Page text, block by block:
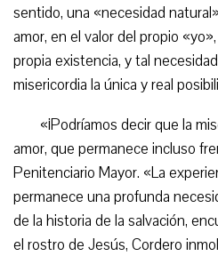
sentido, una «necesidad
amor, en el valor del propio
propia existencia, y tal
misericordia la única y real
«¡Podríamos decir que la
amor, que permanece incluso
Penitenciario Mayor. «La
permanece una profunda
de la historia de la salvación,
el rostro de Jesús, Cordero